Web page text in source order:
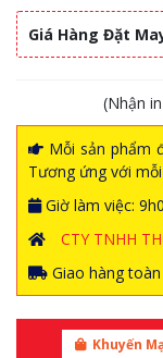
Giá Hàng Đặt
(Nhận
Mỗi sản phẩm
Tương ứng với
Giờ làm việc:
CTY TNHH
Giao hàng
Khuyến